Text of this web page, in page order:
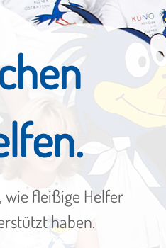
wie fleißige Helfer
haben.